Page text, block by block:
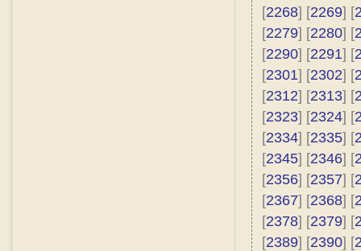
[2268] [2269] [
[2279] [2280] [
[2290] [2291] [
[2301] [2302] [
[2312] [2313] [
[2323] [2324] [
[2334] [2335] [
[2345] [2346] [
[2356] [2357] [
[2367] [2368] [
[2378] [2379] [
[2389] [2390] [